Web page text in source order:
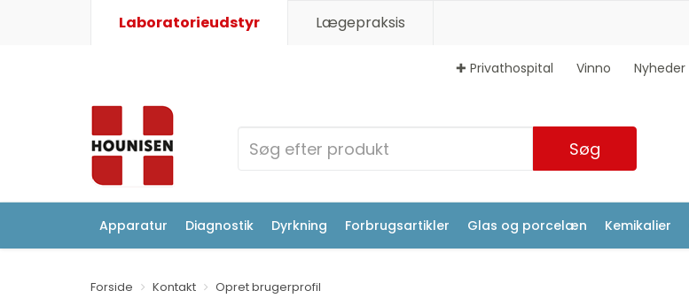
Laboratorieudstyr Lægepraksis
✚ Privathospital Vinno Nyheder
Søg
Apparatur Diagnostik Dyrkning Forbrugsartikler Glas og porcelæn Kemikalier
Forside Kontakt Opret brugerprofil